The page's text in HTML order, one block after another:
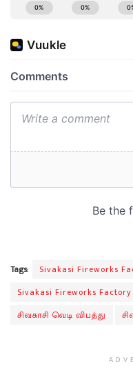
Tags:
Sivakasi Fireworks
Sivakasi Fireworks Factory
சிவகாசி வெடி விபத்து